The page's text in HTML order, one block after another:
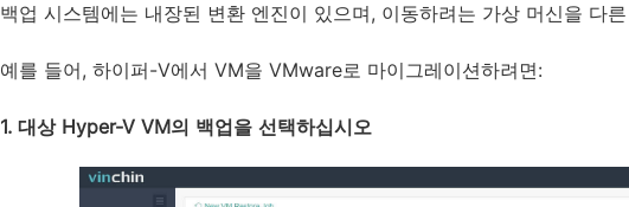
백업 시스템에는 내장된 변환 엔진이 있으며, 이동하려는 가상 머신을 다
예를 들어, 하이퍼-V에서 VM을 VMware로 마이그레이션하려면:
1. 대상 Hyper-V VM의 백업을 선택하십시오